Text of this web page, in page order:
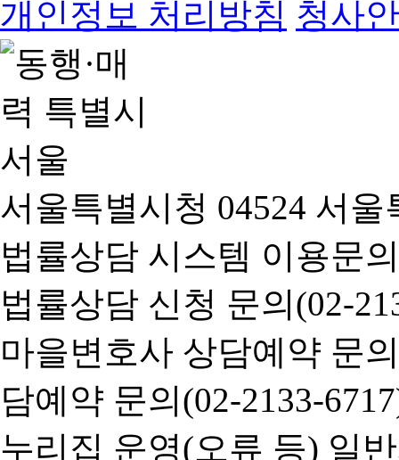
개인정보 처리방침 청사
서울특별시청 04524 서
법률상담 시스템 이용문
법률상담 신청 문의(02-
마을변호사 상담예약 문
담예약 문의(02-2133-
누리집 운영(오류 등) 일